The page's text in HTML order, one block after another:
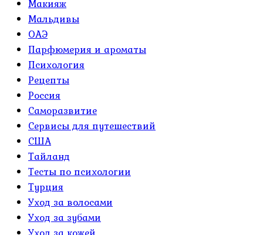
Макияж
Мальдивы
ОАЭ
Парфюмерия и ароматы
Психология
Рецепты
Россия
Саморазвитие
Сервисы для путешествий
США
Тайланд
Тесты по психологии
Турция
Уход за волосами
Уход за зубами